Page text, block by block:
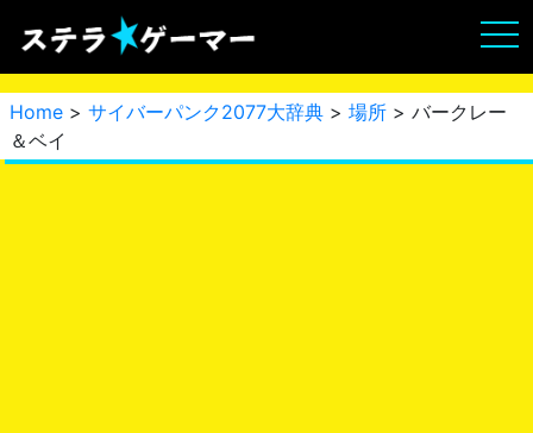
Home > サイバーパンク2077大辞典 > 場所 > バークレー
＆ベイ